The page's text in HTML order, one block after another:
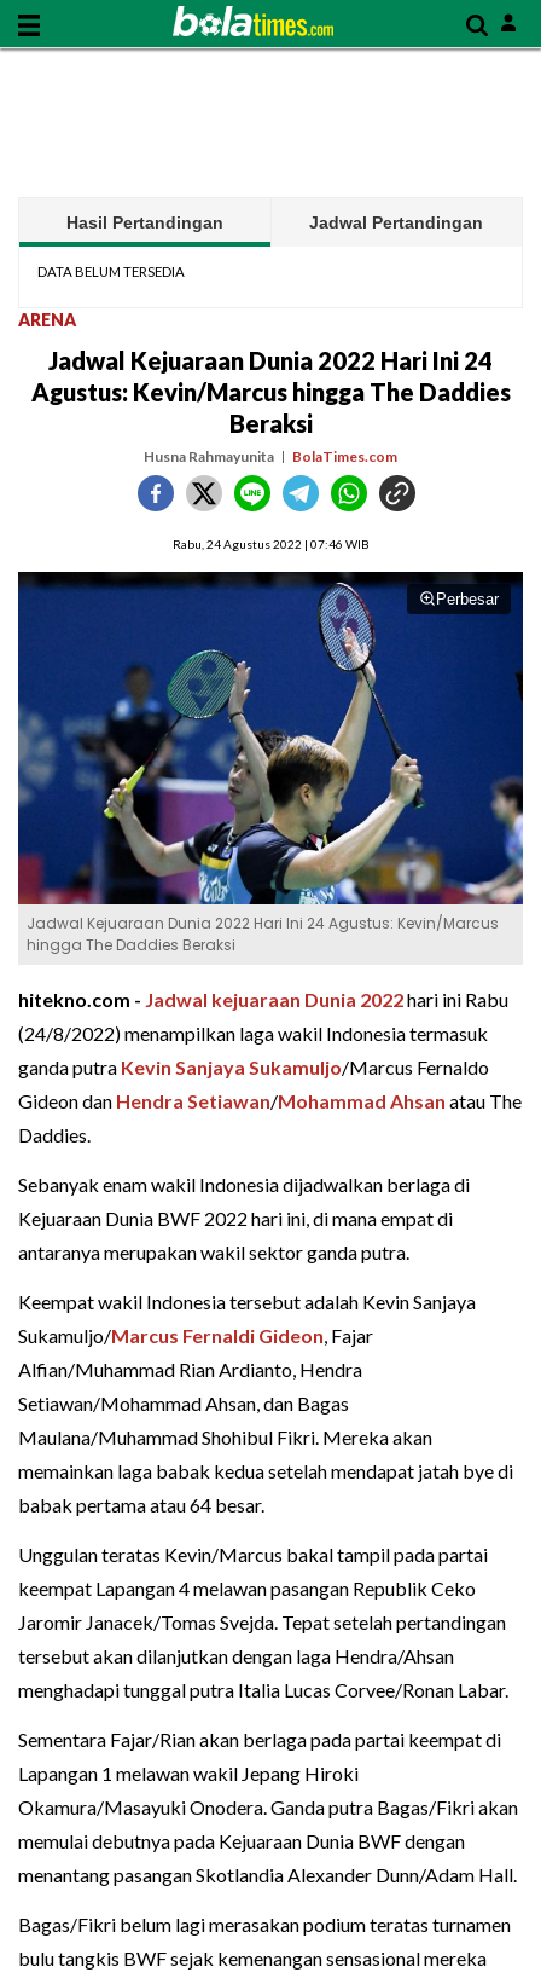
Hasil Pertandingan Jadwal Pertandingan
DATA BELUM TERSEDIA
ARENA
Jadwal Kejuaraan Dunia 2022 Hari Ini 24
Agustus: Kevin/Marcus hingga The Daddies
Beraksi
Husna Rahmayunita BolaTimes.com
Rabu, 24 Agustus 2022 | 07:46 WIB
Perbesar
Jadwal Kejuaraan Dunia 2022 Hari Ini 24 Agustus: Kevin/Marcus
hingga The Daddies Beraksi
hitekno.com - Jadwal kejuaraan Dunia 2022hari ini Rabu
(24/8/2022) menampilkan laga wakil Indonesia termasuk
ganda putra Kevin Sanjaya Sukamuljo/Marcus Fernaldo
Gideon dan Hendra Setiawan/Mohammad Ahsan atau The
Daddies.
Sebanyak enam wakil Indonesia dijadwalkan berlaga di
Kejuaraan Dunia BWF 2022 hari ini, di mana empat di
antaranya merupakan wakil sektor ganda putra.
Keempat wakil Indonesia tersebut adalah Kevin Sanjaya
Sukamuljo/Marcus Fernaldi Gideon, Fajar
Alfian/Muhammad Rian Ardianto, Hendra
Setiawan/Mohammad Ahsan, dan Bagas
Maulana/Muhammad Shohibul Fikri. Mereka akan
memainkan laga babak kedua setelah mendapat jatah bye di
babak pertama atau 64 besar.
Unggulan teratas Kevin/Marcus bakal tampil pada partai
keempat Lapangan 4 melawan pasangan Republik Ceko
Jaromir Janacek/Tomas Svejda. Tepat setelah pertandingan
tersebut akan dilanjutkan dengan laga Hendra/Ahsan
menghadapi tunggal putra Italia Lucas Corvee/Ronan Labar.
Sementara Fajar/Rian akan berlaga pada partai keempat di
Lapangan 1 melawan wakil Jepang Hiroki
Okamura/Masayuki Onodera. Ganda putra Bagas/Fikri akan
memulai debutnya pada Kejuaraan Dunia BWF dengan
menantang pasangan Skotlandia Alexander Dunn/Adam Hall.
Bagas/Fikri belum lagi merasakan podium teratas turnamen
bulu tangkis BWF sejak kemenangan sensasional mereka